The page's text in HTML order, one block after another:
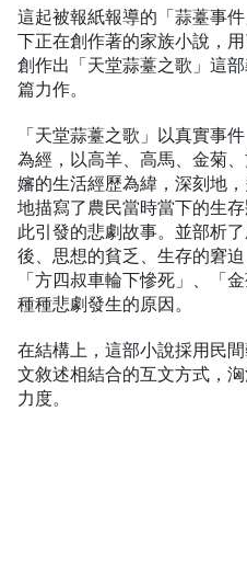
這起被報紙報導的「蒜薹事
下正在創作著的家族小說，用
創作出「天堂蒜薹之歌」這
篇力作。
「天堂蒜薹之歌」以真實事件
為經，以高羊、高馬、金菊
嬸的生活經歷為緯，深刻地
地描寫了農民當時當下的生
此引發的悲劇故事。並部析
後、思想的貧乏、生存的窘
「方四叔車輪下慘死」、「金
種種悲劇發生的原因。
在結構上，這部小說採用民
文敘述相結合的互文方式，
力度。